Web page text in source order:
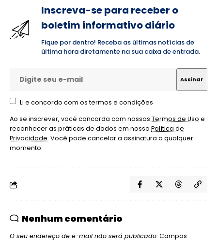
Inscreva-se para receber o
boletim informativo diário
Fique por dentro! Receba as últimas notícias de
última hora diretamente na sua caixa de entrada.
Li e concordo com os termos e condições
Ao se inscrever, você concorda com nossos Termos de Uso e
reconhecer as práticas de dados em nosso Política de
Privacidade. Você pode cancelar a assinatura a qualquer
momento.
Nenhum comentário
O seu endereço de e-mail não será publicado. Campos